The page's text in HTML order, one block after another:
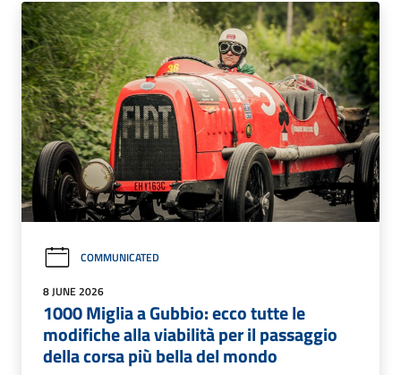
COMMUNICATED
8 JUNE 2026
1000 Miglia a Gubbio: ecco tutte le
modifiche alla viabilità per il passaggio
della corsa più bella del mondo